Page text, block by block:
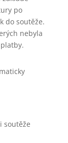
po
do soutěže.
nebyla
soutěže